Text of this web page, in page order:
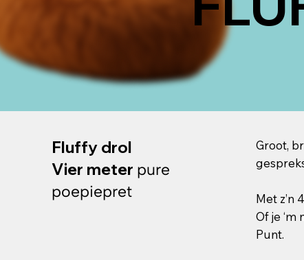
Fluffy drol
Vier meter pure
poepiepret
Groot,
Met z’n
Of je
Punt.